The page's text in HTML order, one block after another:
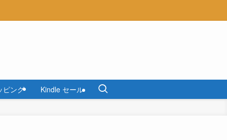
ピング Kindle セール